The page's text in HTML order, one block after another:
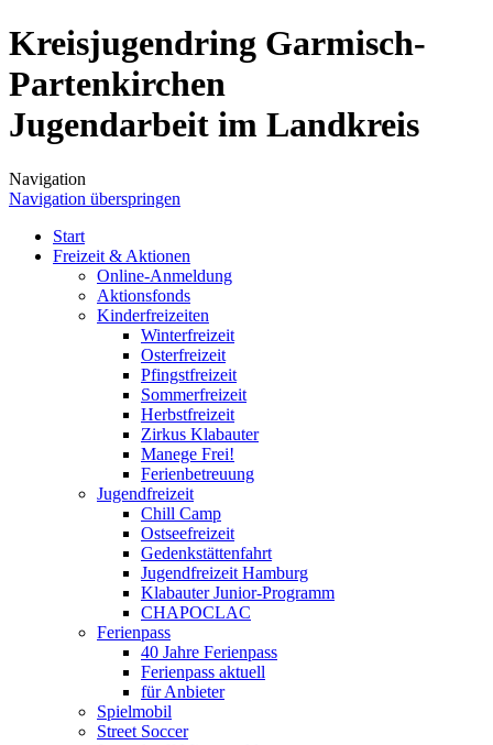
Kreisjugendring Garmisch-
Partenkirchen
Jugendarbeit im Landkreis
Navigation
Navigation überspringen
Start
Freizeit & Aktionen
Online-Anmeldung
Aktionsfonds
Kinderfreizeiten
Winterfreizeit
Osterfreizeit
Pfingstfreizeit
Sommerfreizeit
Herbstfreizeit
Zirkus Klabauter
Manege Frei!
Ferienbetreuung
Jugendfreizeit
Chill Camp
Ostseefreizeit
Gedenkstättenfahrt
Jugendfreizeit Hamburg
Klabauter Junior-Programm
CHAPOCLAC
Ferienpass
40 Jahre Ferienpass
Ferienpass aktuell
für Anbieter
Spielmobil
Street Soccer